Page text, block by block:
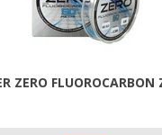
ZERO FLUOROCARBON